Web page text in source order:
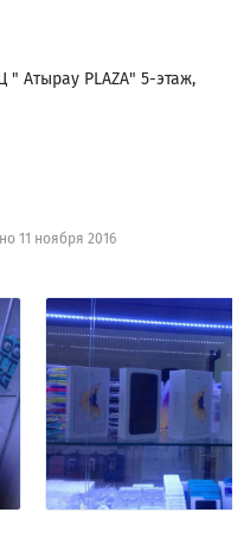
" Атырау PLAZA" 5-этаж,
11 ноября 2016